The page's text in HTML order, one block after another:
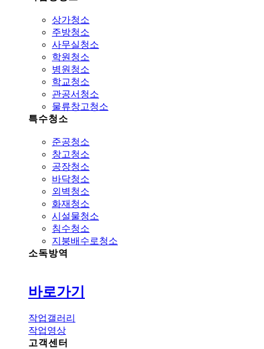
상가청소
주방청소
사무실청소
학원청소
병원청소
학교청소
관공서청소
물류창고청소
특수청소
준공청소
창고청소
공장청소
바닥청소
외벽청소
화재청소
시설물청소
침수청소
지붕배수로청소
소독방역
바로가기
작업갤러리
작업영상
고객센터